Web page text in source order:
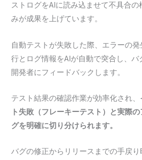
ストログをAIに読み込ませて不具合
みが成果を上げています。
自動テストが失敗した際、エラーの
行とログ情報をAIが自動で突合し、
開発者にフィードバックします。
テスト結果の確認作業が効率化され、
ト失敗（フレーキーテスト）と実際
グを明確に切り分けられます。
バグの修正からリリースまでの手戻